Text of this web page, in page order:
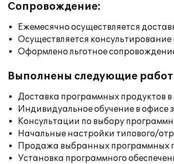
Сопровождение:
Ежемесячно осуществляется
Осуществляется
Оформлено льготное
Выполнены следующие
Доставка программных продуктов в
Индивидуальное обучение в офисе
Консультации по выбору
Начальные настройки типового/
Продажа выбранных программных
Установка программного